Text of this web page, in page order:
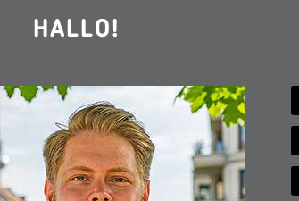
HALLO!